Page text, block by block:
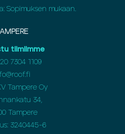
Sopimuksen mukaan.
tiimiimme
7304 1109
Tampere Oy
34,
Tampere
3240445-6